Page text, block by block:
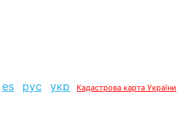
es рус укр Кадастрова карта України